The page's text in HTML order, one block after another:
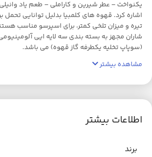
یکنواخت – عطر شیرین و کاراملی – طعم یاد
اشاره کرد. قهوه های کلمبیا بدلیل توانایی
تیره و میزان تلخی کمتر، برای اسپرسو مناسب
شاران مجهز به بسته بندی سه لایه ایی
(سوپاپ تخلیه یکطرفه گاز قهوه) می باشد.
مشاهده بیشتر
اطلاعات بیشتر
برند